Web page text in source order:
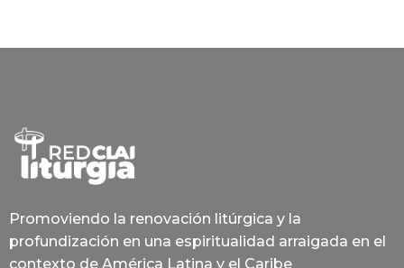
Promoviendo la renovación litúrgica y la
profundización en una espiritualidad arraigada en el
contexto de América Latina y el Caribe